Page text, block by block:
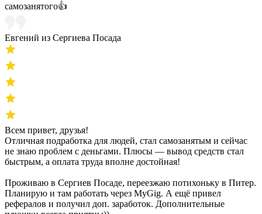
самозанятого👍
Евгений из Сергиева Посада
Всем привет, друзья!
Отличная подработка для людей, стал самозанятым и сейчас
не знаю проблем с деньгами. Плюсы — вывод средств стал
быстрым, а оплата труда вполне достойная!
Проживаю в Сергиев Посаде, переезжаю потихоньку в Питер.
Планирую и там работать через MyGig. А ещё привел
рефералов и получил доп. заработок. Дополнительные